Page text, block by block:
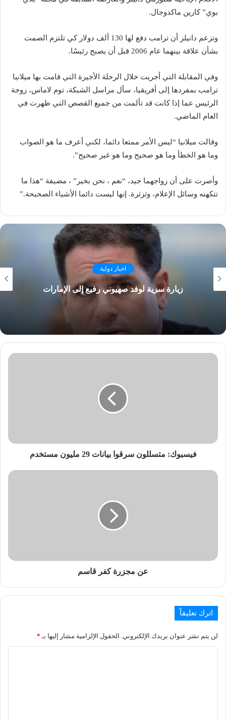
بوي” كارين ماكدوجال.
وتزعم دانيلز أن ترامب دفع لها 130 ألف دولار كي تلتزم الصمت
بشأن علاقة بينهما عام 2006 قبل أن يصبح رئيسًا.
وفي المقابلة التي أجريت خلال الرحلة الأخيرة التي قامت بها ميلانيا
ترامب بمفردها إلى أفريقيا، سأل مراسل الشبكة، توم لاماس، زوجة
الرئيس عما إذا كانت قد تألمت من جميع القصص التي ظهرت في
العام الماضي.
وقالت ميلانيا “ليس الأمر ممتعا دائما، لكني أعرف ما هو الصواب
وما هو الخطأ وما هو صحيح وما هو غير صحيح”.
وأصرت على أن زواجهما جيد، “نعم ، نحن بخير” ، مضيفة “هذا ما
تتكهنه وسائل الإعلام، وثرثرة. إنها ليست دائما الأشياء الصحيحة.”
اخبار دولية
زيارة سرية لوفد صهيوني رفيع إلى الإمارات
فيسبوك: متسللون سرقوا بيانات 29 مليون مستخدم
عن مجزرة كفر قاسم
اترك تعليقاً
لن يتم نشر عنوان بريدك الإلكتروني. الحقول الإلزامية مشار إليها بـ *